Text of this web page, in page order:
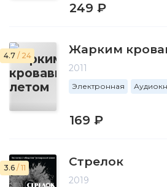
249 ₽
4.7 / 24 Жарким
2011
Электронная
169 ₽
3.6 / 11 Стрелок
2019